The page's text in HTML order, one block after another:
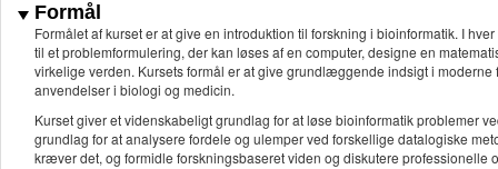
Formål
Formålet af kurset er at give en introduktion til forskning i bioinformatik. I
til et problemformulering, der kan løses af en computer, designe en
virkelige verden. Kursets formål er at give grundlæggende indsigt i
anvendelser i biologi og medicin.
Kurset giver et videnskabeligt grundlag for at løse bioinformatik problemer
grundlag for at analysere fordele og ulemper ved forskellige datalogiske
kræver det, og formidle forskningsbaseret viden og diskutere